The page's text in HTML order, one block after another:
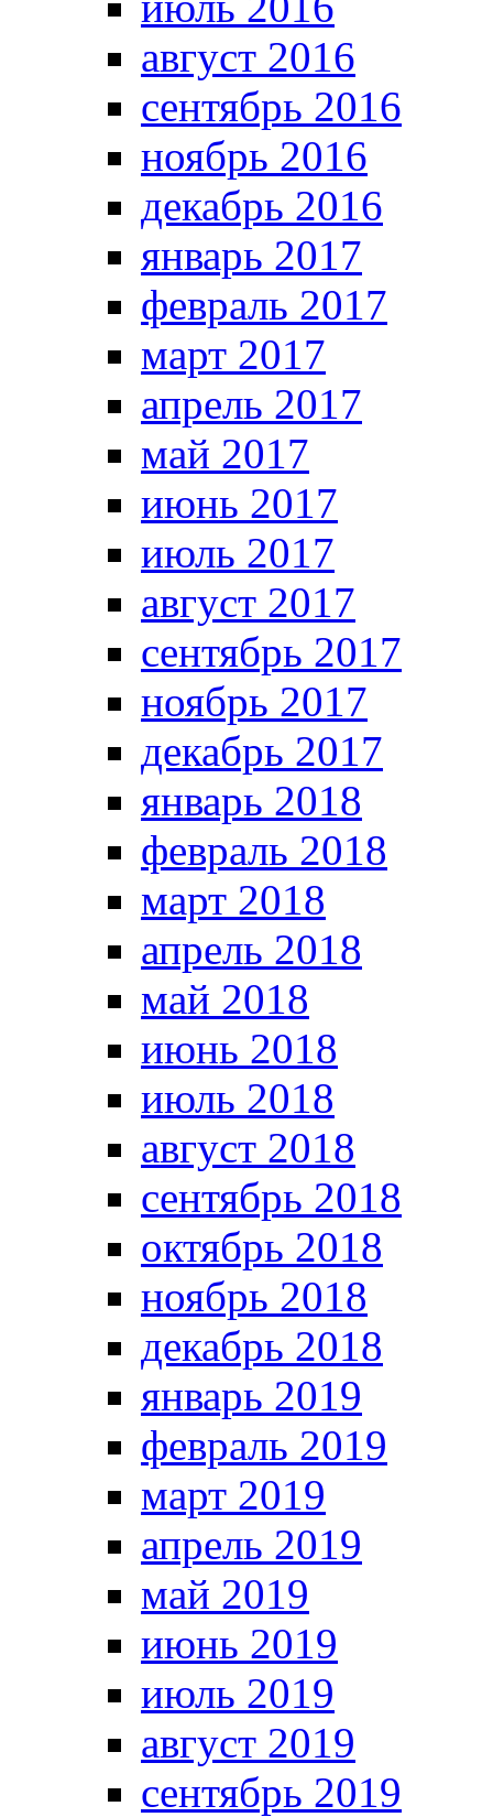
август 2016
сентябрь 2016
ноябрь 2016
декабрь 2016
январь 2017
февраль 2017
март 2017
апрель 2017
май 2017
июнь 2017
июль 2017
август 2017
сентябрь 2017
ноябрь 2017
декабрь 2017
январь 2018
февраль 2018
март 2018
апрель 2018
май 2018
июнь 2018
июль 2018
август 2018
сентябрь 2018
октябрь 2018
ноябрь 2018
декабрь 2018
январь 2019
февраль 2019
март 2019
апрель 2019
май 2019
июнь 2019
июль 2019
август 2019
сентябрь 2019